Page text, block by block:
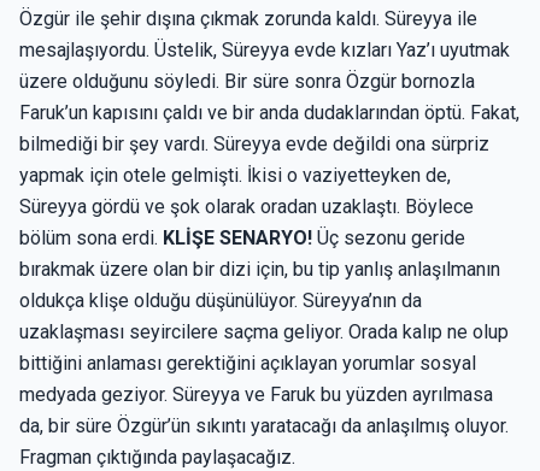
Özgür ile şehir dışına çıkmak zorunda kaldı. Süreyya ile
mesajlaşıyordu. Üstelik, Süreyya evde kızları Yaz’ı uyutmak
üzere olduğunu söyledi. Bir süre sonra Özgür bornozla
Faruk’un kapısını çaldı ve bir anda dudaklarından öptü. Fakat,
bilmediği bir şey vardı. Süreyya evde değildi ona sürpriz
yapmak için otele gelmişti. İkisi o vaziyetteyken de,
Süreyya gördü ve şok olarak oradan uzaklaştı. Böylece
bölüm sona erdi. KLİŞE SENARYO! Üç sezonu geride
bırakmak üzere olan bir dizi için, bu tip yanlış anlaşılmanın
oldukça klişe olduğu düşünülüyor. Süreyya’nın da
uzaklaşması seyircilere saçma geliyor. Orada kalıp ne olup
bittiğini anlaması gerektiğini açıklayan yorumlar sosyal
medyada geziyor. Süreyya ve Faruk bu yüzden ayrılmasa
da, bir süre Özgür’ün sıkıntı yaratacağı da anlaşılmış oluyor.
Fragman çıktığında paylaşacağız.